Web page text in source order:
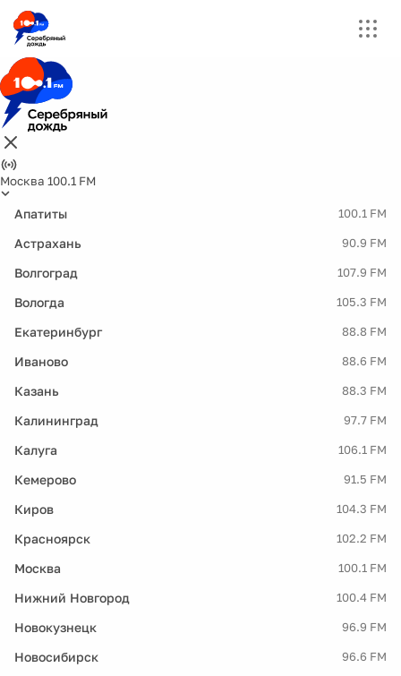
Москва 100.1 FM
Апатиты 100.1 FM
Астрахань 90.9 FM
Волгоград 107.9 FM
Вологда 105.3 FM
Екатеринбург 88.8 FM
Иваново 88.6 FM
Казань 88.3 FM
Калининград 97.7 FM
Калуга 106.1 FM
Кемерово 91.5 FM
Киров 104.3 FM
Красноярск 102.2 FM
Москва 100.1 FM
Нижний Новгород 100.4 FM
Новокузнецк 96.9 FM
Новосибирск 96.6 FM